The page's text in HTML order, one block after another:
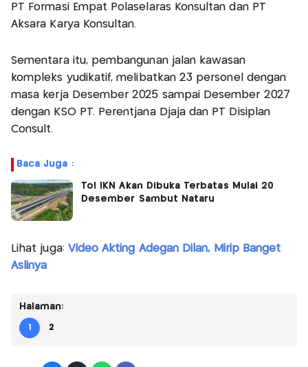
PT Formasi Empat Polaselaras Konsultan dan PT
Aksara Karya Konsultan.
Sementara itu, pembangunan jalan kawasan
kompleks yudikatif, melibatkan 23 personel dengan
masa kerja Desember 2025 sampai Desember 2027
dengan KSO PT. Perentjana Djaja dan PT Disiplan
Consult.
Baca Juga :
Tol IKN Akan Dibuka Terbatas Mulai 20
Desember Sambut Nataru
Lihat juga: Video Akting Adegan Dilan, Mirip Banget
Aslinya
Halaman:
1 2